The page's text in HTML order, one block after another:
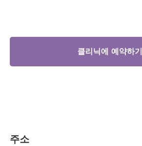
클리닉에 예약하기
주소